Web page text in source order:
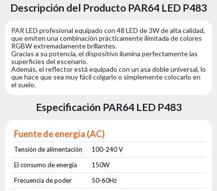
Descripción del Producto PAR64 LED P483
PAR LED profesional equipado con 48 LED de 3W de alta calidad,
que emiten una combinación prácticamente ilimitada de colores
RGBW extremadamente brillantes.
Gracias a su potencia, el dispositivo ilumina perfectamente las
superficies del escenario.
Además, el reflector está equipado con un asa doble universal, lo
que hace que sea muy fácil colgarlo o simplemente colocarlo en
el suelo.
Especificación PAR64 LED P483
Fuente de energía (AC)
Tensión de alimentación
100-240 V
El consumo de energía
150W
Frecuencia de poder
50-60Hz